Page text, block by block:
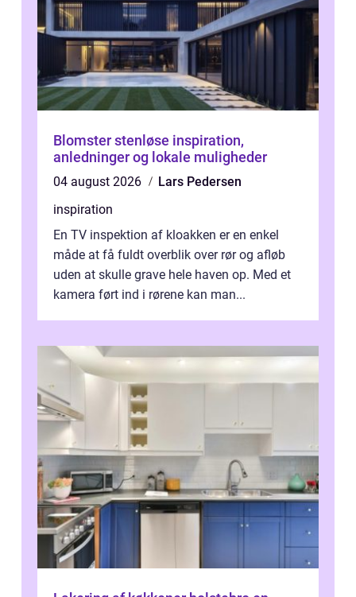
Blomster stenløse inspiration,
anledninger og lokale muligheder
04 august 2026
Lars Pedersen
inspiration
En TV inspektion af kloakken er en enkel
måde at få fuldt overblik over rør og afløb
uden at skulle grave hele haven op. Med et
kamera ført ind i rørene kan man...